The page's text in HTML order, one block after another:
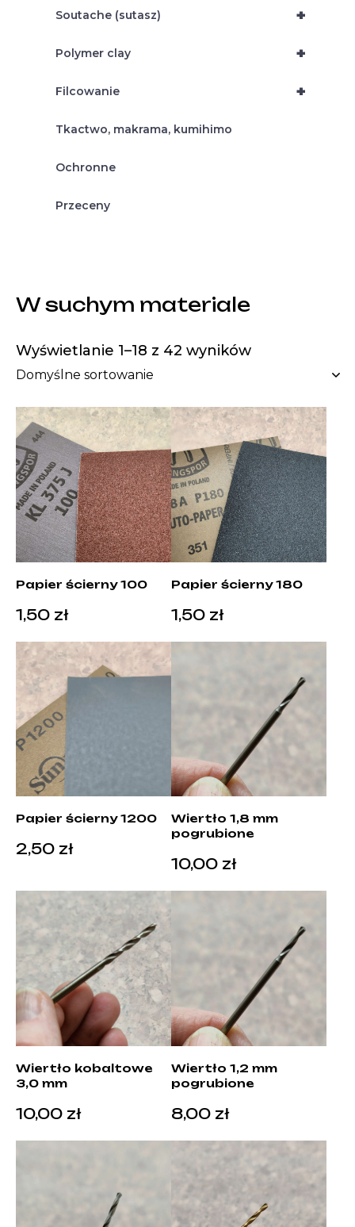
W suchym materiale
Wyświetlanie 1–18 z 42 wyników
Papier ścierny 100
1,50 zł
Papier ścierny 180
1,50 zł
Papier ścierny 1200
2,50 zł
Wiertło 1,8 mm
pogrubione
10,00 zł
Wiertło kobaltowe
3,0 mm
10,00 zł
Wiertło 1,2 mm
pogrubione
8,00 zł
+
Soutache (sutasz)
+
Polymer clay
+
Filcowanie
Tkactwo, makrama, kumihimo
Ochronne
Przeceny